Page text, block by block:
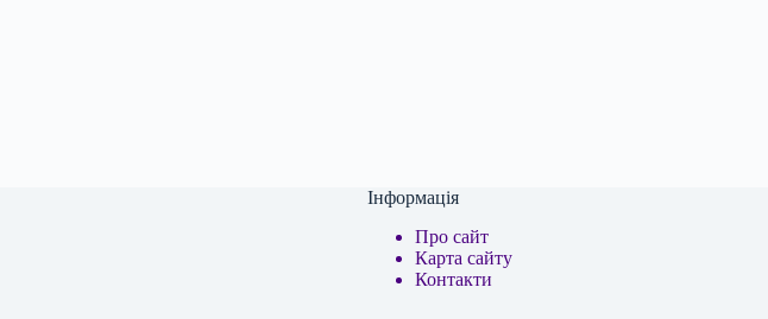
Інформація
Про сайт
Карта сайту
Контакти